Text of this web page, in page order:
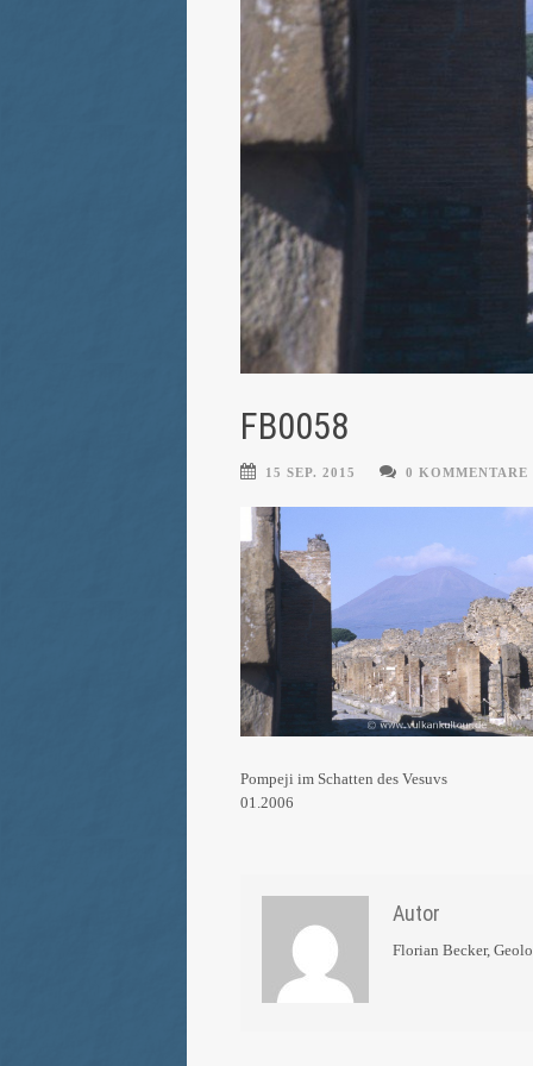
FB0058
15 SEP. 2015 0 KOMMENTARE
Pompeji im Schatten des Vesuvs
01.2006
Autor
Florian Becker,